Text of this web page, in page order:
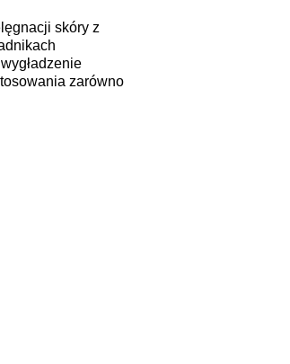
skóry z
zarówno